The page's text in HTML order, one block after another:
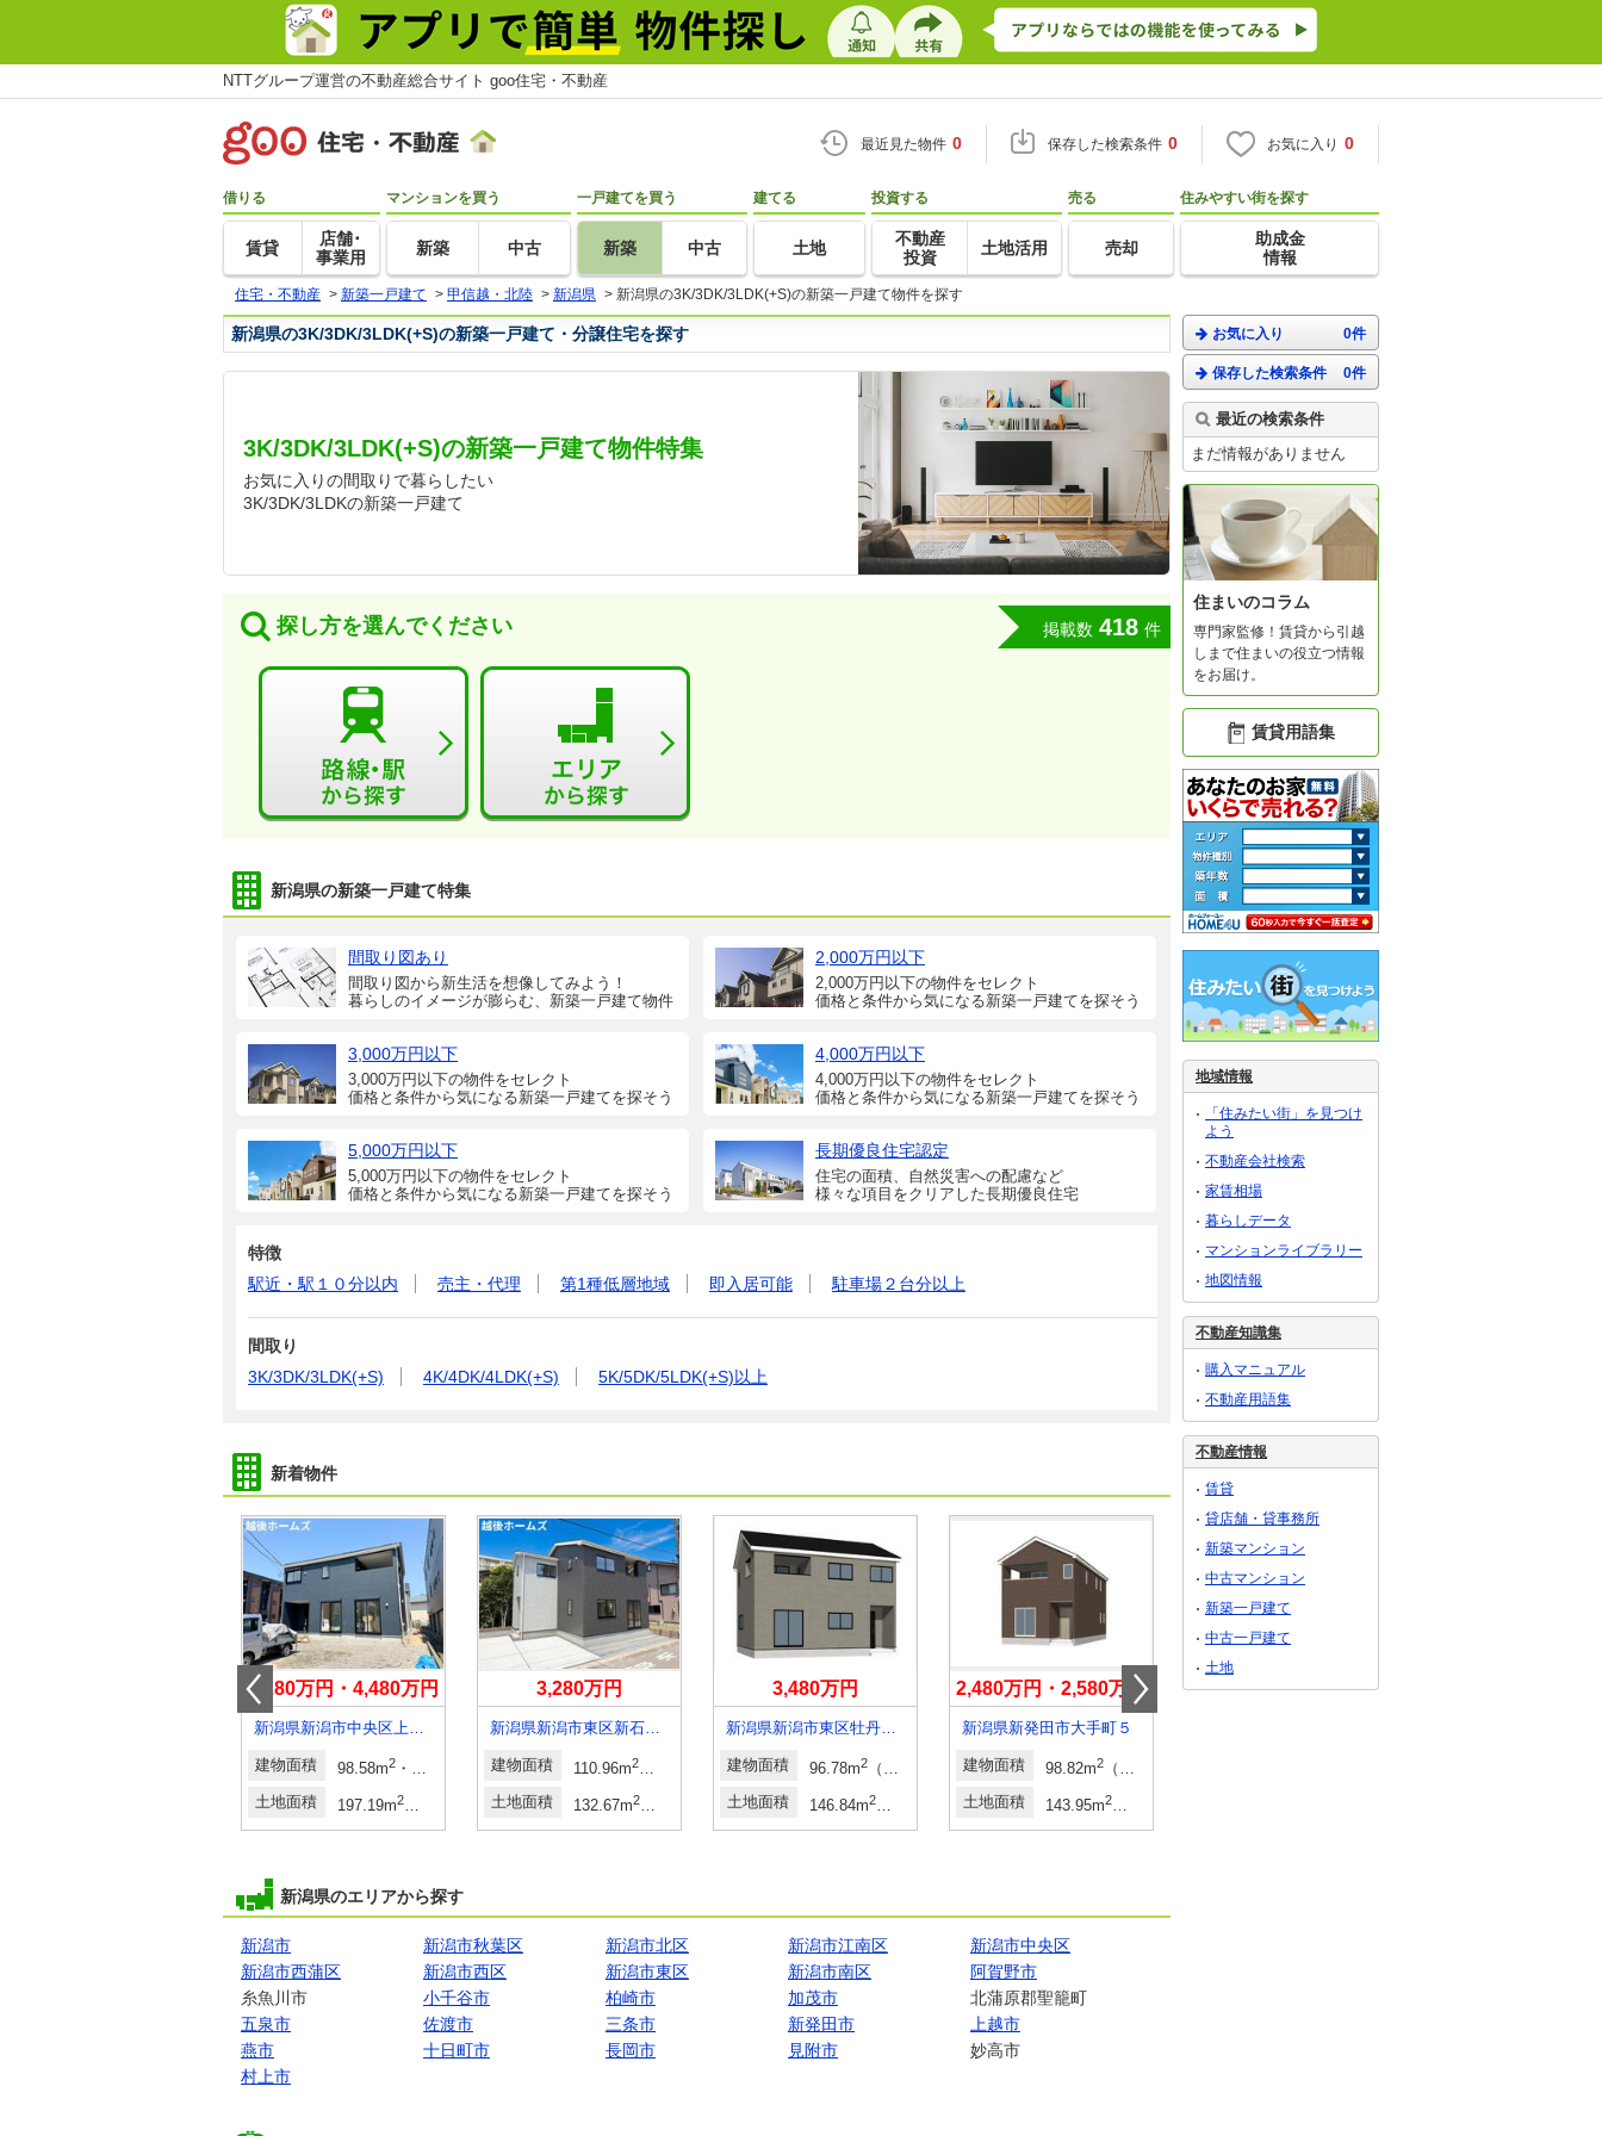
NTTグループ運営の不動産総合サイト goo住宅・不動産
最近見た物件 0 保存した検索条件 0 お気に入り 0
借りる
賃貸
店舗･
事業用
マンションを買う
新築 中古
一戸建てを買う
新築 中古
建てる
土地
投資する
不動産
投資
土地活用
売る
売却
住みやすい街を探す
助成金
情報
住宅・不動産 > 新築一戸建て > 甲信越・北陸 > 新潟県 > 新潟県の3K/3DK/3LDK(+S)の新築一戸建て物件を探す
新潟県の3K/3DK/3LDK(+S)の新築一戸建て・分譲住宅を探す
3K/3DK/3LDK(+S)の新築一戸建て物件特集
お気に入りの間取りで暮らしたい
3K/3DK/3LDKの新築一戸建て
探し方を選んでください 掲載数 418 件
新潟県の新築一戸建て特集
間取り図あり
間取り図から新生活を想像してみよう！
暮らしのイメージが膨らむ、新築一戸建て物件
2,000万円以下
2,000万円以下の物件をセレクト
価格と条件から気になる新築一戸建てを探そう
3,000万円以下
3,000万円以下の物件をセレクト
価格と条件から気になる新築一戸建てを探そう
4,000万円以下
4,000万円以下の物件をセレクト
価格と条件から気になる新築一戸建てを探そう
5,000万円以下
5,000万円以下の物件をセレクト
価格と条件から気になる新築一戸建てを探そう
長期優良住宅認定
住宅の面積、自然災害への配慮など
様々な項目をクリアした長期優良住宅
特徴
駅近・駅１０分以内
売主・代理 第1種低層地域 即入居可能 駐車場２台分以上
間取り
3K/3DK/3LDK(+S)
4K/4DK/4LDK(+S) 5K/5DK/5LDK(+S)以上
新着物件
～128.32m
4,280万円・4,480万円
新潟県新潟市中央区上所上１
建物面積 98.58m2・98.82m
（29.82坪・29.89坪）
土地面積
197.19m2・206.63m （59.64坪・62.50坪）
3,280万円
新潟県新潟市東区新石山１
建物面積 110.96m2（33.56坪）
土地面積
132.67m2（40.13坪）
3,480万円
新潟県新潟市東区牡丹山１
建物面積 96.78m2（29.27坪）
土地面積
146.84m2（44.41坪）
2,480万円・2,580万円
新潟県新発田市大手町５
建物面積 98.82m2（29.89坪）
土地面積
143.95m2～171.93m
2,680万円
新潟県のエリアから探す
新潟市 新潟市秋葉区 新潟市北区 新潟市江南区
新潟市中央区
新潟市西蒲区
新潟市西区 新潟市東区 新潟市南区
阿賀野市
糸魚川市
小千谷市 柏崎市 加茂市
北蒲原郡聖籠町
五泉市
佐渡市 三条市 新発田市
上越市
燕市
十日町市 長岡市 見附市
妙高市
村上市
お気に入り 0件
保存した検索条件 0件
最近の検索条件
まだ情報がありません
住まいのコラム
専門家監修！賃貸から引越
しまで住まいの役立つ情報
をお届け。
賃貸用語集
地域情報
「住みたい街」を見つけ
よう
不動産会社検索
家賃相場
暮らしデータ
マンションライブラリー
地図情報
不動産知識集
購入マニュアル
不動産用語集
不動産情報
賃貸
貸店舗・貸事務所
新築マンション
中古マンション
新築一戸建て
中古一戸建て
土地